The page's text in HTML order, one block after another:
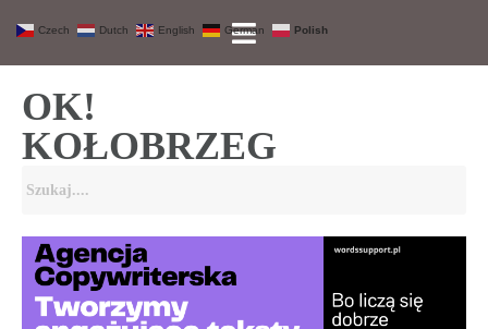
OK!
KOŁOBRZEG
Czech Dutch English German Polish